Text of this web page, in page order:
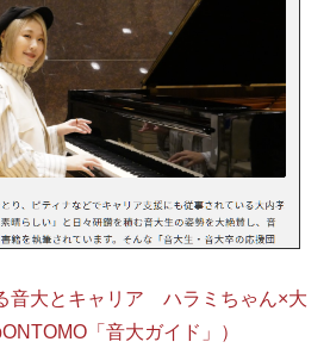
音大とキャリア ハラミちゃん×大
「音大ガイド」）